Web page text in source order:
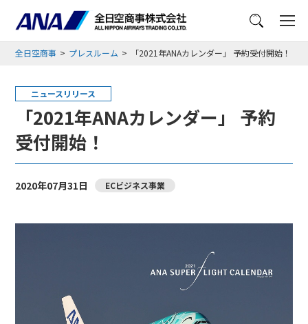
メニュー
全日空商事 プレスルーム 「2021年ANAカレンダー」 予約受付開始！
ニュースリリース
「2021年ANAカレンダー」 予約
受付開始！
2020年07月31日 ECビジネス事業